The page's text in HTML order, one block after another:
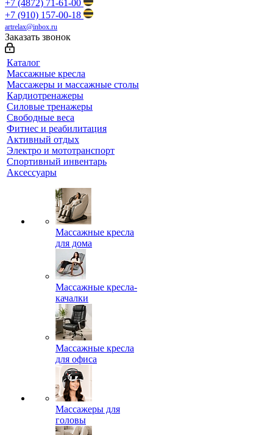
+7 (4872) 71-61-00
+7 (910) 157-00-18
artrelax@inbox.ru
Заказать звонок
Каталог
Массажные кресла
Массажеры и массажные столы
Кардиотренажеры
Силовые тренажеры
Свободные веса
Фитнес и реабилитация
Активный отдых
Электро и мототранспорт
Спортивный инвентарь
Аксессуары
Массажные кресла
для дома
Массажные кресла-
качалки
Массажные кресла
для офиса
Массажеры для
головы